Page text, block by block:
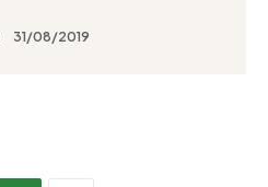
31/08/2019